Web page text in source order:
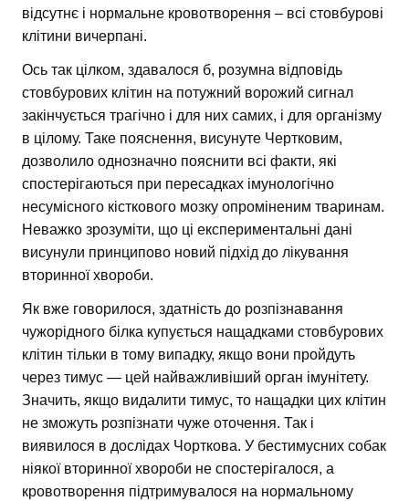
відсутнє і нормальне кровотворення – всі стовбурові
клітини вичерпані.
Ось так цілком, здавалося б, розумна відповідь
стовбурових клітин на потужний ворожий сигнал
закінчується трагічно і для них самих, і для організму
в цілому. Таке пояснення, висунуте Чертковим,
дозволило однозначно пояснити всі факти, які
спостерігаються при пересадках імунологічно
несумісного кісткового мозку опроміненим тваринам.
Неважко зрозуміти, що ці експериментальні дані
висунули принципово новий підхід до лікування
вторинної хвороби.
Як вже говорилося, здатність до розпізнавання
чужорідного білка купується нащадками стовбурових
клітин тільки в тому випадку, якщо вони пройдуть
через тимус — цей найважливіший орган імунітету.
Значить, якщо видалити тимус, то нащадки цих клітин
не зможуть розпізнати чуже оточення. Так і
виявилося в дослідах Чорткова. У бестимусних собак
ніякої вторинної хвороби не спостерігалося, а
кровотворення підтримувалося на нормальному